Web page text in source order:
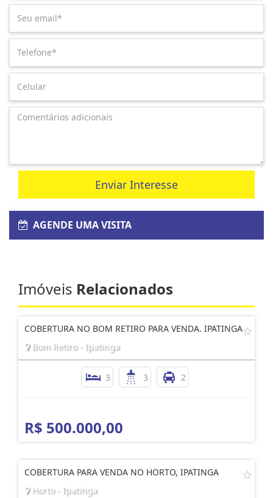
Enviar Interesse
AGENDE UMA VISITA
Imóveis Relacionados
COBERTURA NO BOM RETIRO PARA VENDA. IPATINGA
Bom Retiro - Ipatinga
3 3 2
R$ 500.000,00
COBERTURA PARA VENDA NO HORTO, IPATINGA
Horto - Ipatinga